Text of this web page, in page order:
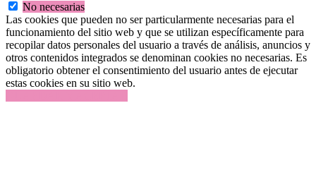
No necesarias
Las cookies que pueden no ser particularmente necesarias para el
funcionamiento del sitio web y que se utilizan específicamente para
recopilar datos personales del usuario a través de análisis, anuncios y
otros contenidos integrados se denominan cookies no necesarias. Es
obligatorio obtener el consentimiento del usuario antes de ejecutar
estas cookies en su sitio web.